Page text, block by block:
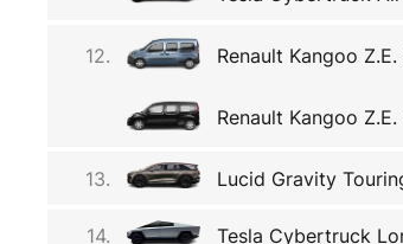
12. Renault Kangoo
Renault Kangoo
13. Lucid Gravity
14. Tesla Cybertruck